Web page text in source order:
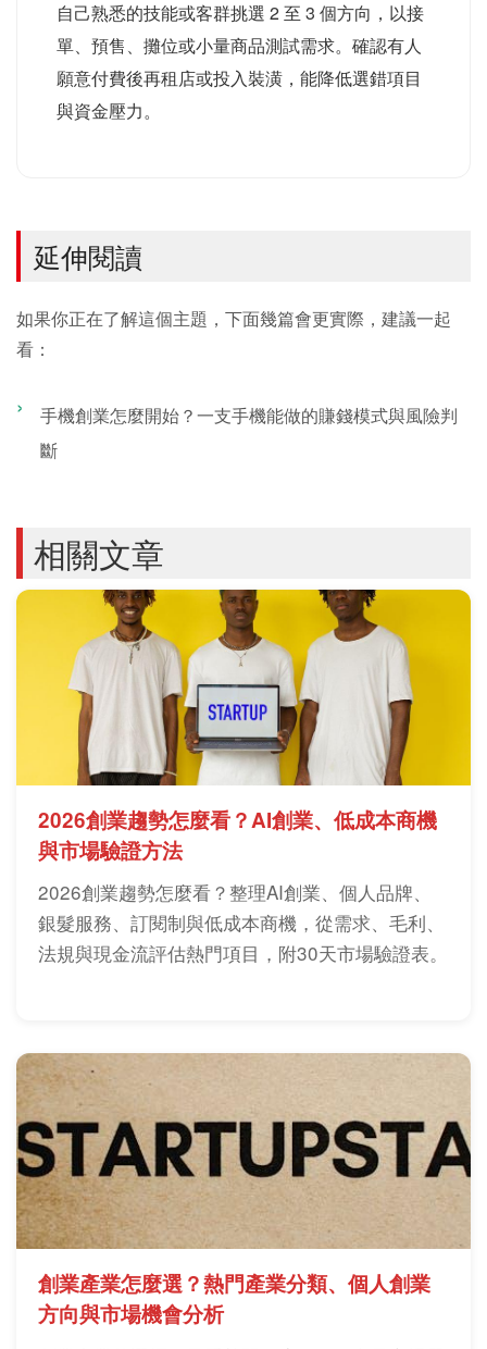
自己熟悉的技能或客群挑選 2 至 3 個方向，以接
單、預售、攤位或小量商品測試需求。確認有人
願意付費後再租店或投入裝潢，能降低選錯項目
與資金壓力。
延伸閱讀
如果你正在了解這個主題，下面幾篇會更實際，建議一起
看：
手機創業怎麼開始？一支手機能做的賺錢模式與風險判
斷
相關文章
2026創業趨勢怎麼看？AI創業、低成本商機
與市場驗證方法
2026創業趨勢怎麼看？整理AI創業、個人品牌、
銀髮服務、訂閱制與低成本商機，從需求、毛利、
法規與現金流評估熱門項目，附30天市場驗證表。
創業產業怎麼選？熱門產業分類、個人創業
方向與市場機會分析